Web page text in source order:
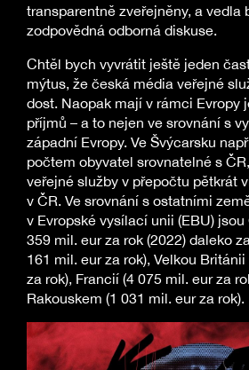
transparentně zveřejněny, a vedla
zodpovědná odborná diskuse.
Chtěl bych vyvrátit ještě jeden
mýtus, že česká média veřejné
dost. Naopak mají v rámci Evropy
příjmů – a to nejen ve srovnání s
západní Evropy. Ve Švýcarsku
počtem obyvatel srovnatelné s
veřejné služby v přepočtu pětkrát
v ČR. Ve srovnání s ostatními
v Evropské vysílací unii (EBU)
359 mil. eur za rok (2022) daleko
161 mil. eur za rok), Velkou
za rok), Francií (4 075 mil. eur za
Rakouskem (1 031 mil. eur za rok).